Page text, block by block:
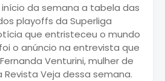
início da semana a tabela das
playoffs da Superliga
que entristeceu o mundo
o anúncio na entrevista que
Venturini, mulher de
Revista Veja dessa semana.